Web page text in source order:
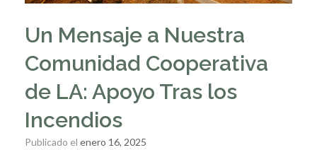
Un Mensaje a Nuestra
Comunidad Cooperativa
de LA: Apoyo Tras los
Incendios
Publicado el enero 16, 2025